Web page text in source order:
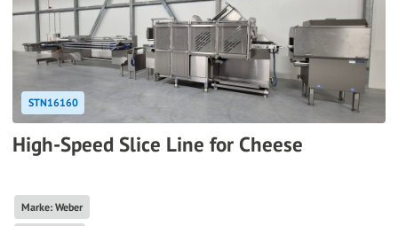
STN16160
High-Speed Slice Line for Cheese
Marke: Weber